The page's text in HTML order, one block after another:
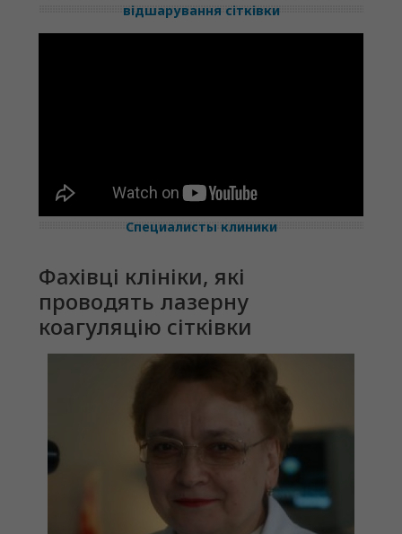
відшарування сітківки
Специалисты клиники
Фахівці клініки, які
проводять лазерну
коагуляцію сітківки